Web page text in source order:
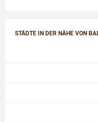
STÄDTE IN DER NÄHE VON